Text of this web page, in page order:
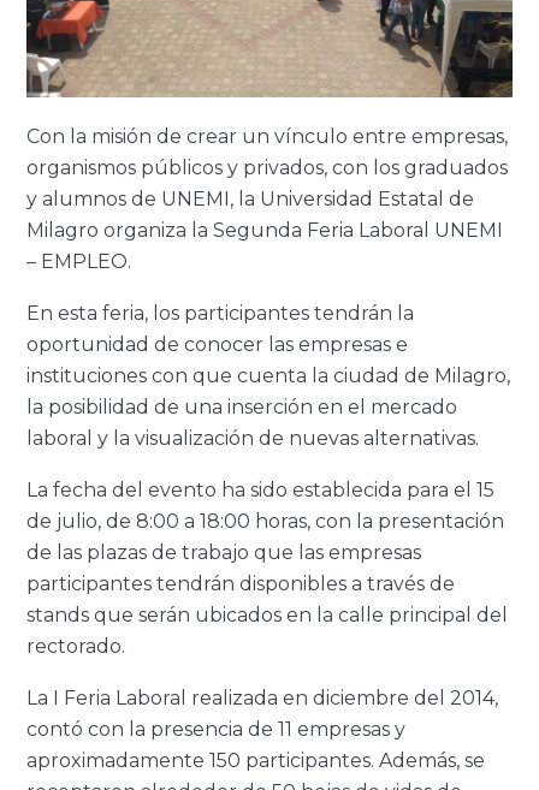
Con la misión de crear un vínculo entre empresas,
organismos públicos y privados, con los graduados
y alumnos de UNEMI, la Universidad Estatal de
Milagro organiza la Segunda Feria Laboral UNEMI
– EMPLEO.
En esta feria, los participantes tendrán la
oportunidad de conocer las empresas e
instituciones con que cuenta la ciudad de Milagro,
la posibilidad de una inserción en el mercado
laboral y la visualización de nuevas alternativas.
La fecha del evento ha sido establecida para el 15
de julio, de 8:00 a 18:00 horas, con la presentación
de las plazas de trabajo que las empresas
participantes tendrán disponibles a través de
stands que serán ubicados en la calle principal del
rectorado.
La I Feria Laboral realizada en diciembre del 2014,
contó con la presencia de 11 empresas y
aproximadamente 150 participantes. Además, se